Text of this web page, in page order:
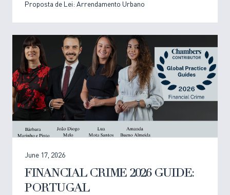
Proposta de Lei: Arrendamento Urbano
June 17, 2026
FINANCIAL CRIME 2026 GUIDE:
PORTUGAL